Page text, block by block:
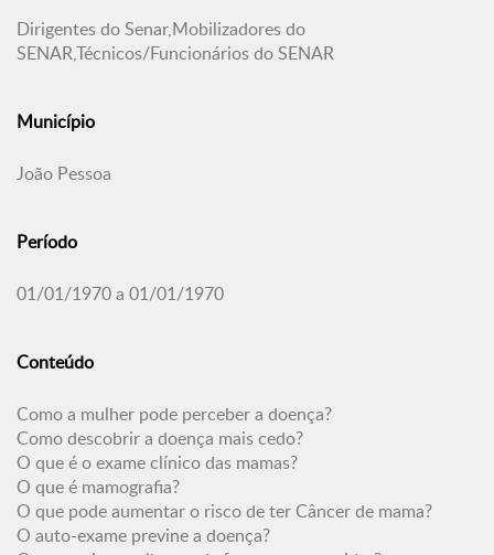
Dirigentes do Senar,Mobilizadores do
SENAR,Técnicos/Funcionários do SENAR
Município
João Pessoa
Período
01/01/1970 a 01/01/1970
Conteúdo
Como a mulher pode perceber a doença?
Como descobrir a doença mais cedo?
O que é o exame clínico das mamas?
O que é mamografia?
O que pode aumentar o risco de ter Câncer de mama?
O auto-exame previne a doença?